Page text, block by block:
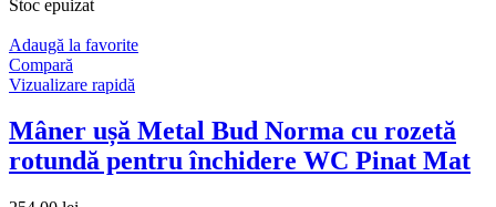
Stoc epuizat
Adaugă la favorite
Compară
Vizualizare rapidă
Mâner ușă Metal Bud Norma cu rozetă
rotundă pentru închidere WC Pinat Mat